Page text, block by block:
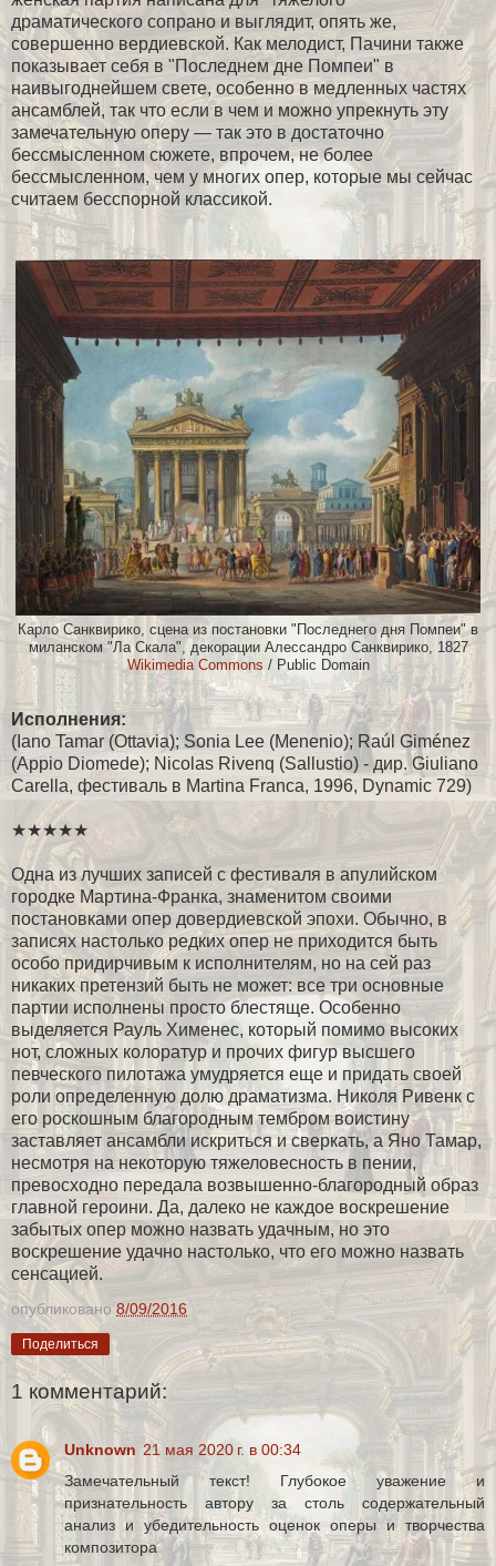
драматического сопрано и выглядит, опять же,
совершенно вердиевской. Как мелодист, Пачини также
показывает себя в "Последнем дне Помпеи" в
наивыгоднейшем свете, особенно в медленных частях
ансамблей, так что если в чем и можно упрекнуть эту
замечательную оперу — так это в достаточно
бессмысленном сюжете, впрочем, не более
бессмысленном, чем у многих опер, которые мы сейчас
считаем бесспорной классикой.
Карло Санквирико, сцена из постановки "Последнего дня Помпеи" в
миланском "Ла Скала", декорации Алессандро Санквирико, 1827
Wikimedia Сommons / Public Domain
Исполнения:
(Iano Tamar (Ottavia); Sonia Lee (Menenio); Raúl Giménez
(Appio Diomede); Nicolas Rivenq (Sallustio) - дир. Giuliano
Carella, фестиваль в Martina Franca, 1996, Dynamic 729)
★★★★★
Одна из лучших записей с фестиваля в апулийском
городке Мартина-Франка, знаменитом своими
постановками опер довердиевской эпохи. Обычно, в
записях настолько редких опер не приходится быть
особо придирчивым к исполнителям, но на сей раз
никаких претензий быть не может: все три основные
партии исполнены просто блестяще. Особенно
выделяется Рауль Хименес, который помимо высоких
нот, сложных колоратур и прочих фигур высшего
певческого пилотажа умудряется еще и придать своей
роли определенную долю драматизма. Николя Ривенк с
его роскошным благородным тембром воистину
заставляет ансамбли искриться и сверкать, а Яно Тамар,
несмотря на некоторую тяжеловесность в пении,
превосходно передала возвышенно-благородный образ
главной героини. Да, далеко не каждое воскрешение
забытых опер можно назвать удачным, но это
воскрешение удачно настолько, что его можно назвать
сенсацией.
опубликовано8/09/2016
Поделиться
1 комментарий:
Unknown 21 мая 2020 г. в 00:34
Замечательный текст! Глубокое уважение и
признательность автору за столь содержательный
анализ и убедительность оценок оперы и творчества
композитора